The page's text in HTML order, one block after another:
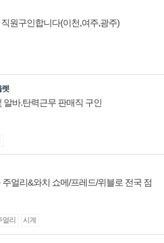
원구인합니다(이천,여주,광주)
렛
바.탄력근무 판매직 구인
주얼리&와치 쇼메/프레드/위블로 전국 점
얼리 시계